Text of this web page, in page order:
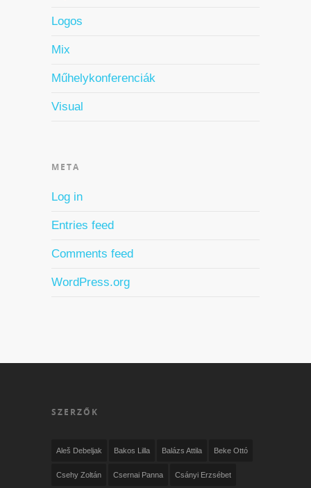
Logos
Mix
Műhelykonferenciák
Visual
META
Log in
Entries feed
Comments feed
WordPress.org
SZERZŐK
Aleš Debeljak Bakos Lilla Balázs Attila Beke Ottó
Csehy Zoltán Csernai Panna Csányi Erzsébet